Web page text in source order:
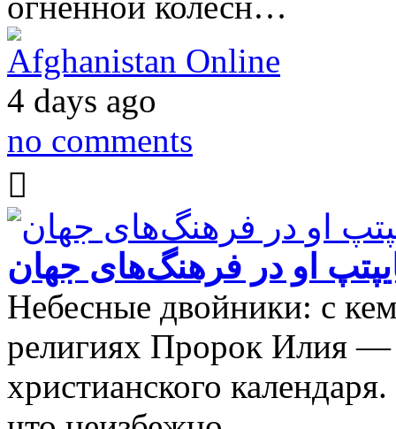
Afghanistan Online
4 days ago
no comments
او در فرهنگ‌های جهان
Небесные двойники: с
религиях Пророк Илия —
христианского